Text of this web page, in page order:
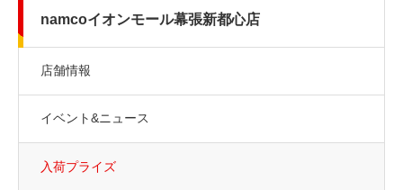
namcoイオンモール幕張新都心店
店舗情報
イベント&ニュース
入荷プライズ